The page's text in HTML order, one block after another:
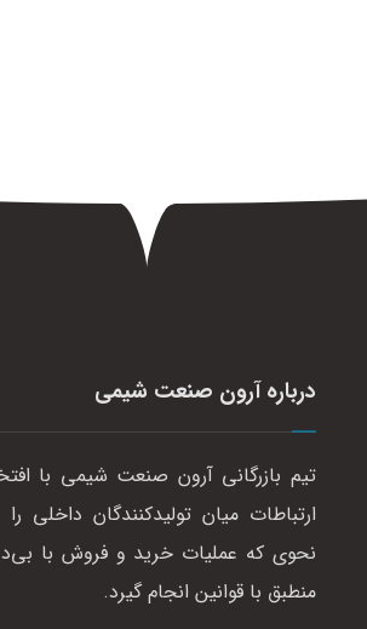
درباره آرون صنعت شیمی
تیم بازرگانی آرون صنعت شیمی با
ارتباطات میان تولیدکنندگان داخلی
نحوی که عملیات خرید و فروش با
منطبق با قوانین انجام گیرد.